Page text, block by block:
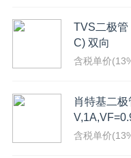
TVS二极管
C) 双向
含税单价
肖特基二
含税单价